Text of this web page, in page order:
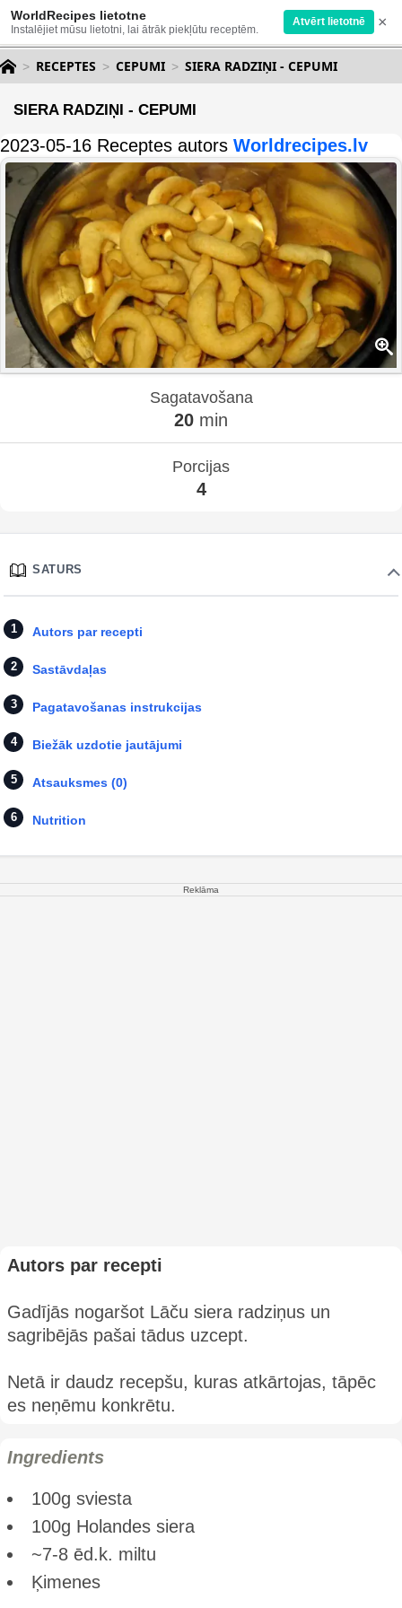
WorldRecipes lietotne
Instalējiet mūsu lietotni, lai ātrāk piekļūtu receptēm.
Atvērt lietotnē ×
RECEPTES CEPUMI SIERA RADZIŅI - CEPUMI
SIERA RADZIŅI - CEPUMI
2023-05-16 Receptes autors Worldrecipes.lv
Sagatavošana
20 min
Porcijas
4
SATURS
Autors par recepti
Sastāvdaļas
Pagatavošanas instrukcijas
Biežāk uzdotie jautājumi
Atsauksmes (0)
Nutrition
Reklāma
Autors par recepti
Gadījās nogaršot Lāču siera radziņus un
sagribējās pašai tādus uzcept.
Netā ir daudz recepšu, kuras atkārtojas, tāpēc
es neņēmu konkrētu.
Ingredients
100g sviesta
100g Holandes siera
~7-8 ēd.k. miltu
Ķimenes